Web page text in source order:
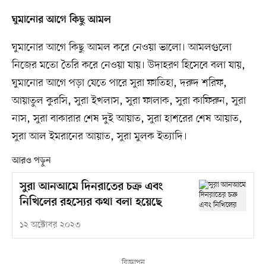
ঘুমানোর আগে কিছু আমল
ঘুমানোর আগে কিছু আমল করে নেওয়া ভালো। আমলগুলো
নিজের মতো তৈরি করে নেওয়া যায়। উদাহরণ হিসেবে বলা যায়,
ঘুমানোর আগে পড়া যেতে পারে সুরা ফাতিহা, দরুদ শরিফ,
আয়াতুল কুরসি, সুরা ইখলাস, সুরা ফালাক, সুরা কাফিরুন, সুরা
নাস, সুরা বাকারার শেষ দুই আয়াত, সুরা হাশরের শেষ আয়াত,
সুরা আল ইমরানের আয়াত, সুরা মুলক ইত্যাদি।
আরও পড়ুন
সুরা আনআমে দিনরাতের চক্র এবং
নিখিলের রহস্যের কথা বলা হয়েছে
১২ অক্টোবর ২০২৩